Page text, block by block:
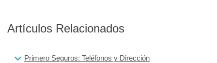
Artículos Relacionados
Primero Seguros: Teléfonos y Dirección